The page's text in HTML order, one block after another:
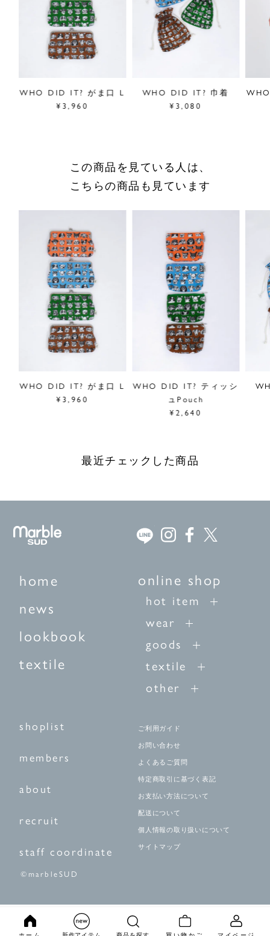
サイズ／高さ10.5cm、幅12cm、 マチ2cm(※留め具含ま
素材／綿100%、(裏地)レーヨン100%
原産国／日本
採寸について
サイズをお悩みの方へ
WHO DID IT? がま口 L
¥3,960
WHO DID IT? 巾着
¥3,080
この商品を見ている人は、
こちらの商品も見ています
WHO DID IT? がま口 L
¥3,960
WHO DID IT? ティッシ
ュPouch
¥2,640
最近チェックした商品
home
news
lookbook
textile
online shop
hot item
wear
goods
textile
other
shoplist
members
about
recruit
staff coordinate
ご利用ガイド
お問い合わせ
よくあるご質問
特定商取引に基づく表記
お支払い方法について
配送について
個人情報の取り扱いについて
サイトマップ
©marbleSUD